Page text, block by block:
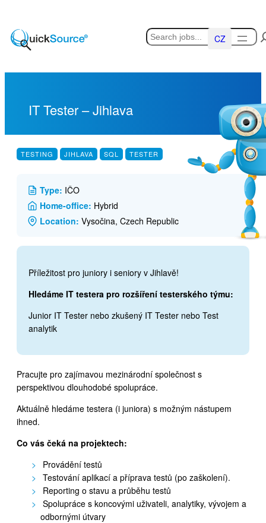
content
Hledat
Čeština
IT Tester – Jihlava
TESTING JIHLAVA SQL TESTER
Type: IČO
Home-office: Hybrid
Location: Vysočina, Czech Republic
Příležitost pro juniory i seniory v Jihlavě!
Hledáme IT testera pro rozšíření testerského týmu:
Junior IT Tester nebo zkušený IT Tester nebo Test
analytik
Pracujte pro zajímavou mezinárodní společnost s
perspektivou dlouhodobé spolupráce.
Aktuálně hledáme testera (i juniora) s možným nástupem
ihned.
Co vás čeká na projektech:
Provádění testů
Testování aplikací a příprava testů (po zaškolení).
Reporting o stavu a průběhu testů
Spolupráce s koncovými uživateli, analytiky, vývojem a
odbornými útvary